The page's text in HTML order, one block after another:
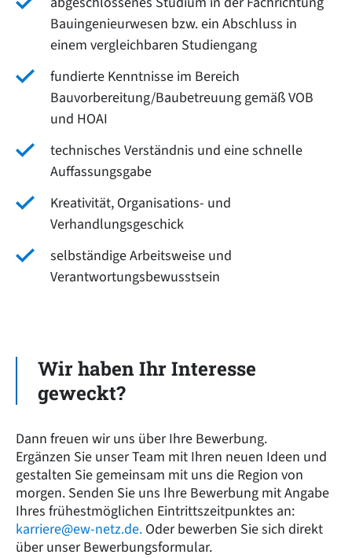
Bauingenieurwesen bzw. ein Abschluss in
einem vergleichbaren Studiengang
fundierte Kenntnisse im Bereich
Bauvorbereitung/Baubetreuung gemäß VOB
und HOAI
technisches Verständnis und eine schnelle
Auffassungsgabe
Kreativität, Organisations- und
Verhandlungsgeschick
selbständige Arbeitsweise und
Verantwortungsbewusstsein
Wir haben Ihr Interesse
geweckt?
Dann freuen wir uns über Ihre Bewerbung.
Ergänzen Sie unser Team mit Ihren neuen Ideen und
gestalten Sie gemeinsam mit uns die Region von
morgen. Senden Sie uns Ihre Bewerbung mit Angabe
Ihres frühestmöglichen Eintrittszeitpunktes an:
karriere@ew-netz.de. Oder bewerben Sie sich direkt
über unser Bewerbungsformular.